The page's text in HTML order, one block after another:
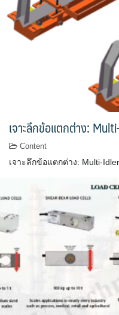
เจาะลึกข้อแตกต่าง:
Content
เจาะลึกข้อแตกต่าง: Multi-